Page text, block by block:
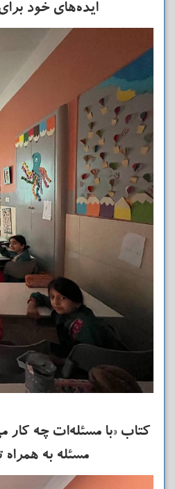
ایده‌های خود برای
کتاب «با مسئله‌ات چه کار
مسئله به